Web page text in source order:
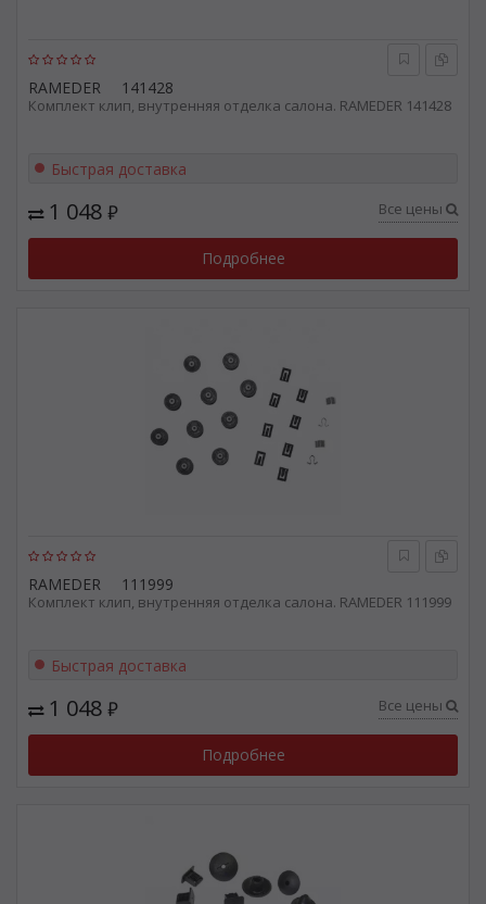
RAMEDER 141428
Комплект клип, внутренняя отделка салона. RAMEDER 141428
Быстрая доставка
1 048 ₽ Все цены
Подробнее
RAMEDER 111999
Комплект клип, внутренняя отделка салона. RAMEDER 111999
Быстрая доставка
1 048 ₽ Все цены
Подробнее